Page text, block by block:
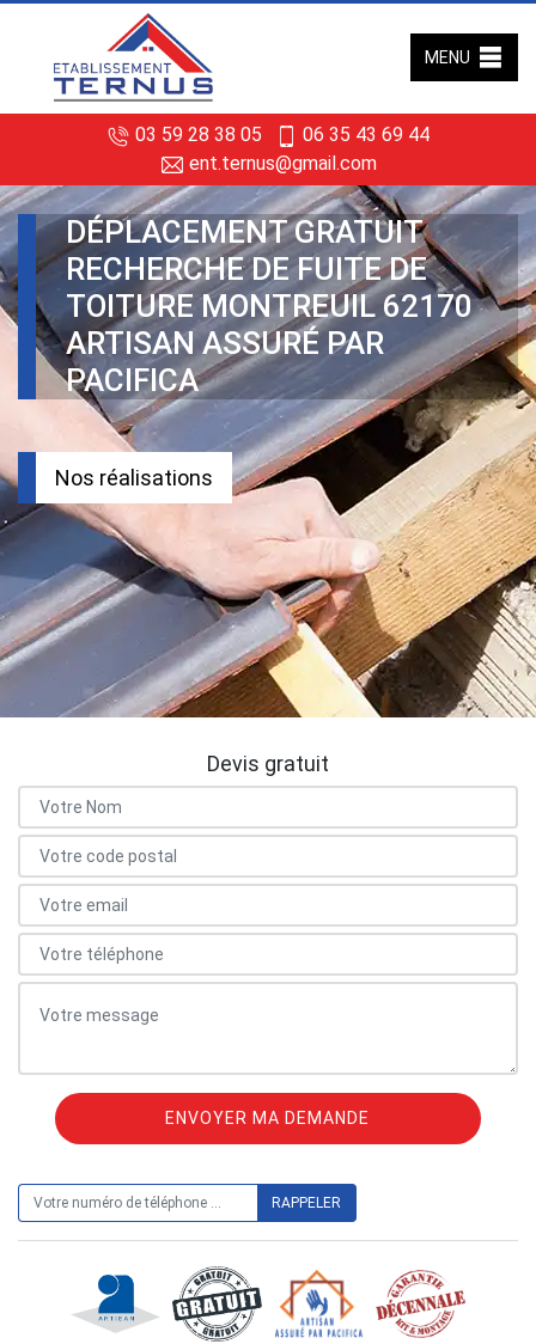
03 59 28 38 05
06 35 43 69 44
ent.ternus@gmail.com
MENU
DÉPLACEMENT GRATUIT
RECHERCHE DE FUITE DE
TOITURE MONTREUIL 62170
ARTISAN ASSURÉ PAR
PACIFICA
Nos réalisations
Devis gratuit